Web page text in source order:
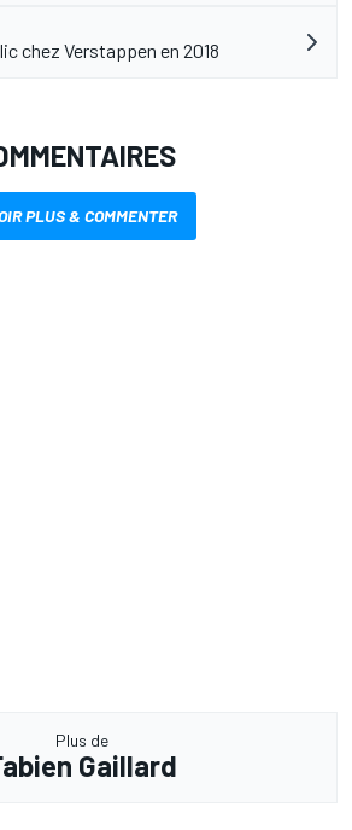
chez Verstappen en 2018
PLUS & COMMENTER
Plus de
Gaillard